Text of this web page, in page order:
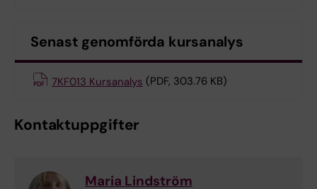
Senast genomförda kursanalys
7KF013 Kursanalys (PDF, 303.76 KB)
Kontaktuppgifter
Maria Lindström